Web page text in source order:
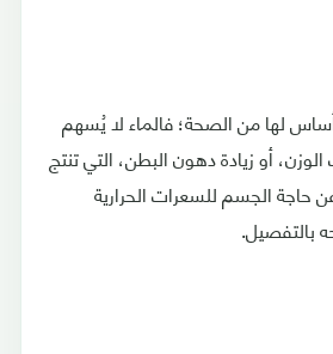
لها من الصحة؛ فالماء لا يُسهم
أو زيادة دهون البطن، التي تنتج
حاجة الجسم للسعرات الحرارية
بالتفصيل.